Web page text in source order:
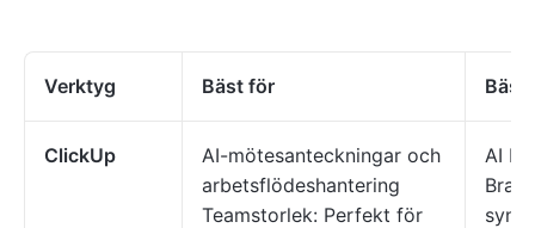
Verktyg Bäst för
ClickUp
AI-mötesanteckningar och
arbetsflödeshantering
Teamstorlek: Perfekt för
AI